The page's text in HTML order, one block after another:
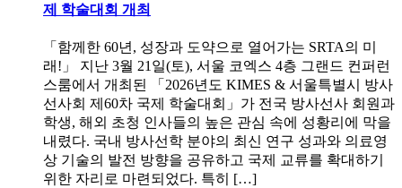
제 학술대회 개최
「함께한 60년, 성장과 도약으로 열어가는 SRTA의 미
래!」 지난 3월 21일(토), 서울 코엑스 4층 그랜드 컨퍼런
스룸에서 개최된 「2026년도 KIMES & 서울특별시 방사
선사회 제60차 국제 학술대회」가 전국 방사선사 회원과
학생, 해외 초청 인사들의 높은 관심 속에 성황리에 막을
내렸다. 국내 방사선학 분야의 최신 연구 성과와 의료영
상 기술의 발전 방향을 공유하고 국제 교류를 확대하기
위한 자리로 마련되었다. 특히 […]